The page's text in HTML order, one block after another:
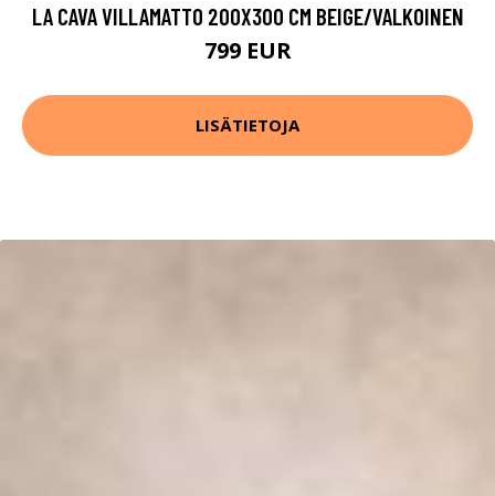
LA CAVA VILLAMATTO 200X300 CM BEIGE/VALKOINEN
799 EUR
LISÄTIETOJA